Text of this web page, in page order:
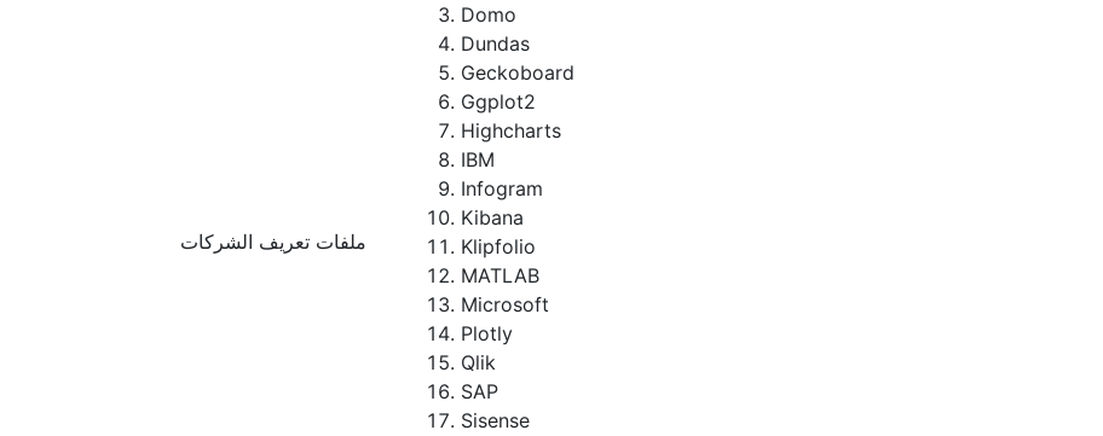
ملفات تعريف الشركات
Domo
Dundas
Geckoboard
Ggplot2
Highcharts
IBM
Infogram
Kibana
Klipfolio
MATLAB
Microsoft
Plotly
Qlik
SAP
Sisense